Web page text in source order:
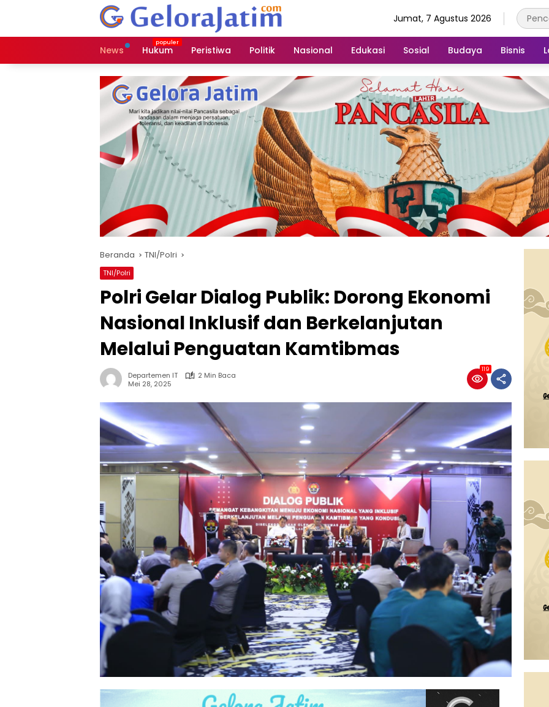
Jumat, 7 Agustus 2026
News Hukum Peristiwa Politik Nasional Edukasi Sosial Budaya Bisnis
Beranda TNI/Polri
TNI/Polri
Polri Gelar Dialog Publik: Dorong Ekonomi
Nasional Inklusif dan Berkelanjutan
Melalui Penguatan Kamtibmas
Departemen IT
2 Min Baca
Mei 28, 2025
119